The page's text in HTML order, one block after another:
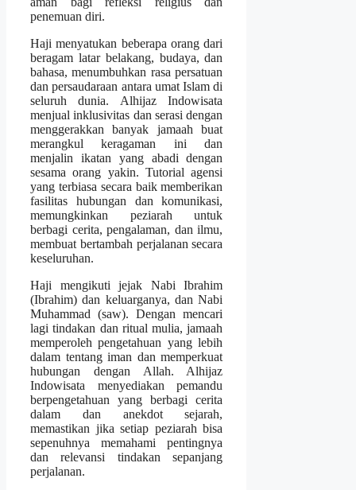
penemuan diri.
Haji menyatukan beberapa orang dari
beragam latar belakang, budaya, dan
bahasa, menumbuhkan rasa persatuan
dan persaudaraan antara umat Islam di
seluruh dunia. Alhijaz Indowisata
menjual inklusivitas dan serasi dengan
menggerakkan banyak jamaah buat
merangkul keragaman ini dan
menjalin ikatan yang abadi dengan
sesama orang yakin. Tutorial agensi
yang terbiasa secara baik memberikan
fasilitas hubungan dan komunikasi,
memungkinkan peziarah untuk
berbagi cerita, pengalaman, dan ilmu,
membuat bertambah perjalanan secara
keseluruhan.
Haji mengikuti jejak Nabi Ibrahim
(Ibrahim) dan keluarganya, dan Nabi
Muhammad (saw). Dengan mencari
lagi tindakan dan ritual mulia, jamaah
memperoleh pengetahuan yang lebih
dalam tentang iman dan memperkuat
hubungan dengan Allah. Alhijaz
Indowisata menyediakan pemandu
berpengetahuan yang berbagi cerita
dalam dan anekdot sejarah,
memastikan jika setiap peziarah bisa
sepenuhnya memahami pentingnya
dan relevansi tindakan sepanjang
perjalanan.